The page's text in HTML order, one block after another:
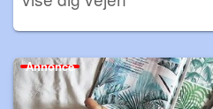
Annonce